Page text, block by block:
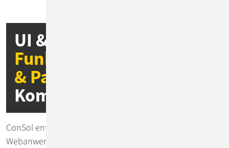
UI & UX heißt
Funktionierendes
& Passgenaues
Komplexität
ConSol entwickelt für Sie UI & UX-zentrierte barrierefreie
Webanwendungen für Desktop, Tablet oder Mobile sowie